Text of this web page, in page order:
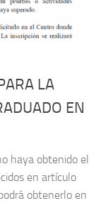
LA
EN
haya obtenido el
en artículo
obtenerlo en